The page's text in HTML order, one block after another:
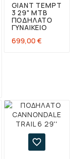
GIANT TEMPT
3 29" ΜΤΒ
ΠΟΔΉΛΑΤΟ
ΓΥΝΑΙΚΕΊΟ
699,00 €
